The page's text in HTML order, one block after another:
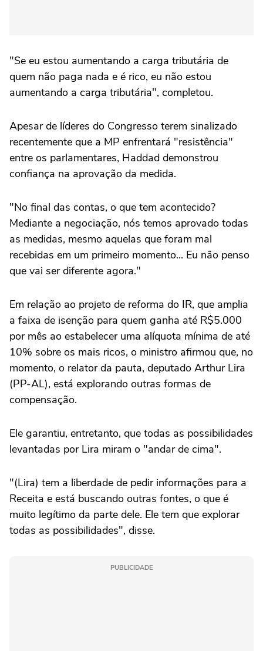
"Se eu estou aumentando a carga tributária de
quem não paga nada e é rico, eu não estou
aumentando a carga tributária", completou.
Apesar de líderes do Congresso terem sinalizado
recentemente que a MP enfrentará "resistência"
entre os parlamentares, Haddad demonstrou
confiança na aprovação da medida.
"No final das contas, o que tem acontecido?
Mediante a negociação, nós temos aprovado todas
as medidas, mesmo aquelas que foram mal
recebidas em um primeiro momento... Eu não penso
que vai ser diferente agora."
Em relação ao projeto de reforma do IR, que amplia
a faixa de isenção para quem ganha até R$5.000
por mês ao estabelecer uma alíquota mínima de até
10% sobre os mais ricos, o ministro afirmou que, no
momento, o relator da pauta, deputado Arthur Lira
(PP-AL), está explorando outras formas de
compensação.
Ele garantiu, entretanto, que todas as possibilidades
levantadas por Lira miram o "andar de cima".
"(Lira) tem a liberdade de pedir informações para a
Receita e está buscando outras fontes, o que é
muito legítimo da parte dele. Ele tem que explorar
todas as possibilidades", disse.
PUBLICIDADE